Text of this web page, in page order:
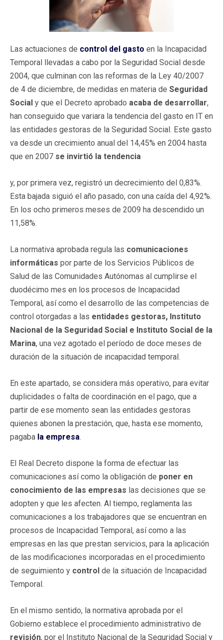
Las actuaciones de control del gasto en la Incapacidad
Temporal llevadas a cabo por la Seguridad Social desde
2004, que culminan con las reformas de la Ley 40/2007
de 4 de diciembre, de medidas en materia de Seguridad
Social y que el Decreto aprobado acaba de desarrollar,
han conseguido que variara la tendencia del gasto en IT en
las entidades gestoras de la Seguridad Social. Este gasto
va desde un crecimiento anual del 14,45% en 2004 hasta
que en 2007 se invirtió la tendencia
y, por primera vez, registró un decrecimiento del 0,83%.
Esta bajada siguió el año pasado, con una caída del 4,92%.
En los ocho primeros meses de 2009 ha descendido un
11,58%.
La normativa aprobada regula las comunicaciones
informáticas por parte de los Servicios Públicos de
Salud de las Comunidades Autónomas al cumplirse el
duodécimo mes en los procesos de Incapacidad
Temporal, así como el desarrollo de las competencias de
control otorgadas a las entidades gestoras, Instituto
Nacional de la Seguridad Social e Instituto Social de la
Marina, una vez agotado el período de doce meses de
duración de la situación de incapacidad temporal.
En este apartado, se considera más operativo, para evitar
duplicidades o falta de coordinación en el pago, que a
partir de ese momento sean las entidades gestoras
quienes abonen la prestación, que, hasta ese momento,
pagaba la empresa.
El Real Decreto dispone la forma de efectuar las
comunicaciones así como la obligación de poner en
conocimiento de las empresas las decisiones que se
adopten y que les afecten. Al tiempo, reglamenta las
comunicaciones a los trabajadores que se encuentran en
procesos de Incapacidad Temporal, así como a las
empresas en las que prestan servicios, para la aplicación
de las modificaciones incorporadas en el procedimiento
de seguimiento y control de la situación de Incapacidad
Temporal.
En el mismo sentido, la normativa aprobada por el
Gobierno establece el procedimiento administrativo de
revisión, por el Instituto Nacional de la Seguridad Social y